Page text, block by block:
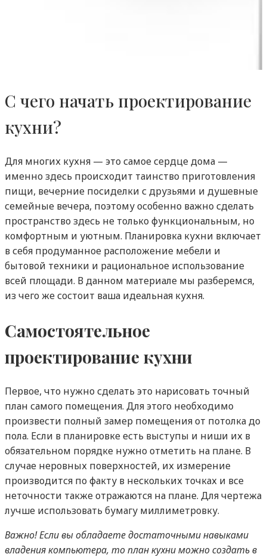
С чего начать проектирование
кухни?
Для многих кухня — это самое сердце дома —
именно здесь происходит таинство приготовления
пищи, вечерние посиделки с друзьями и душевные
семейные вечера, поэтому особенно важно сделать
пространство здесь не только функциональным, но
комфортным и уютным. Планировка кухни включает
в себя продуманное расположение мебели и
бытовой техники и рациональное использование
всей площади. В данном материале мы разберемся,
из чего же состоит ваша идеальная кухня.
Самостоятельное
проектирование кухни
Первое, что нужно сделать это нарисовать точный
план самого помещения. Для этого необходимо
произвести полный замер помещения от потолка до
пола. Если в планировке есть выступы и ниши их в
обязательном порядке нужно отметить на плане. В
случае неровных поверхностей, их измерение
производится по факту в нескольких точках и все
неточности также отражаются на плане. Для чертежа
лучше использовать бумагу миллиметровку.
Важно! Если вы обладаете достаточными навыками
владения компьютера, то план кухни можно создать в